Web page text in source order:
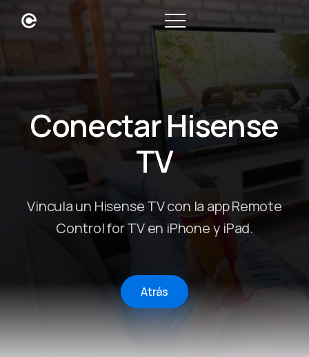
Conectar Hisense
TV
Vincula un Hisense TV con la app Remote
Control for TV en iPhone y iPad.
Atrás